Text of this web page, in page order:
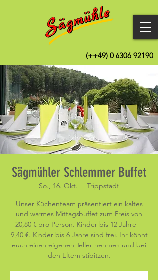
(++49) 0 6306 92190
Sägmühler Schlemmer Buffet
So., 16. Okt.
  |
Trippstadt
Unser Küchenteam präsentiert ein kaltes
und warmes Mittagsbuffet zum Preis von
20,80 € pro Person. Kinder bis 12 Jahre =
9,40 €. Kinder bis 6 Jahre sind frei. Ihr könnt
euch einen eigenen Teller nehmen und bei
den Eltern stibitzen.